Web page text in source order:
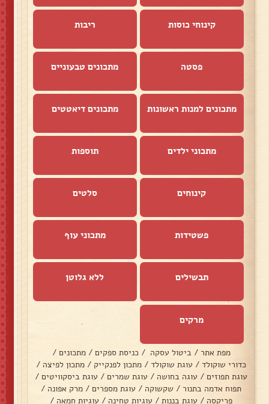
קינוחי כוסות ריבות
פסטה מתכונים טבעוניים
מתכונים למנות ראשונות מתכונים דיאטטים
מתכוני ילדים תוספות
קינוחים סלטים
פשטידות מתכוני עוף
תבשילים ללא גלוטן
מרקים
מפת אתר / ביטול עסקה / כניסת ספקים / מתכונים /
כדורי שוקולד / עוגת שוקולד / מתכון לפנקייק / מתכון לפיצה /
עוגת תפוזים / עוגה בחושה / עוגת שמרים / עוגת ביסקוויטים /
תפוח אדמה בתנור / שקשוקה / עוגת מספרים / מרק אפונה /
פריקסה / עוגת בננות / עוגיות טחינה / עוגיות חמאה /